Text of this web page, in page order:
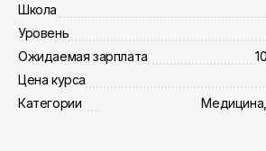
Школа
Уровень
Ожидаемая зарплата
Цена курса
Категории